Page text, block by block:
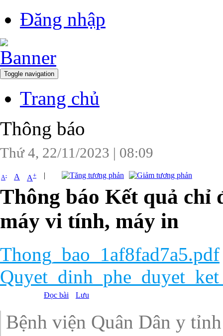
Đăng nhập
Toggle navigation
Trang chủ
Thông báo
Thứ 4, 22/11/2023 | 08:09
A- A A+ |
Thông báo Kết quả chỉ
máy vi tính, máy in
Thong_bao_1af8fad7a5.pdf
Đọc bài Lưu
Bệnh viện Quân Dân y